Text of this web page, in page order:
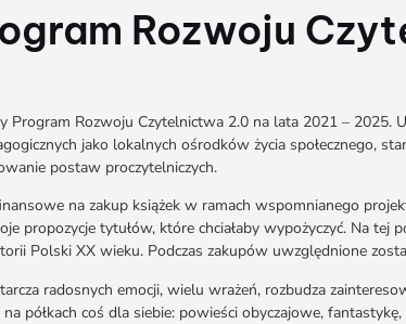
Rozwoju
Program Rozwoju Czytelnictwa 2.0 na lata 2021 –
jako lokalnych ośrodków życia społecznego,
postaw proczytelniczych.
na zakup książek w ramach wspomnianego
propozycje tytułów, które chciałaby wypożyczyć. Na
Polski XX wieku. Podczas zakupów uwzględnione
radosnych emocji, wielu wrażeń, rozbudza
na półkach coś dla siebie: powieści obyczajowe,